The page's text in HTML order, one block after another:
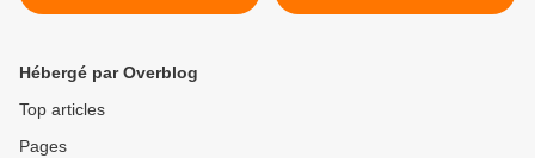
concours de la LDH
>
Hébergé par Overblog
Top articles
Pages